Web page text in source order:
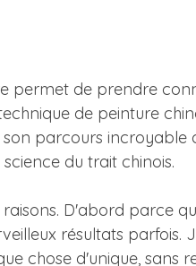
permet de prendre
de peinture
parcours incroyable
du trait chinois.
D'abord parce
résultats parfois.
chose d'unique,